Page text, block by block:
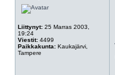
Liittynyt: 25 Marras 2003,
19:24
Viestit: 4499
Paikkakunta: Kaukajärvi,
Tampere